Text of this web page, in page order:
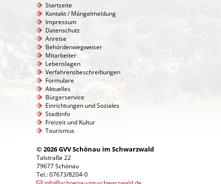
Startseite
Kontakt / Mängelmeldung
Impressum
Datenschutz
Anreise
Behördenwegweiser
Mitarbeiter
Lebenslagen
Verfahrensbeschreibungen
Formulare
Aktuelles
Bürgerservice
Einrichtungen und Soziales
Stadtinfo
Freizeit und Kultur
Tourismus
© 2026 GVV Schönau im Schwarzwald
Talstraße 22
79677 Schönau
Tel.: 07673/8204-0